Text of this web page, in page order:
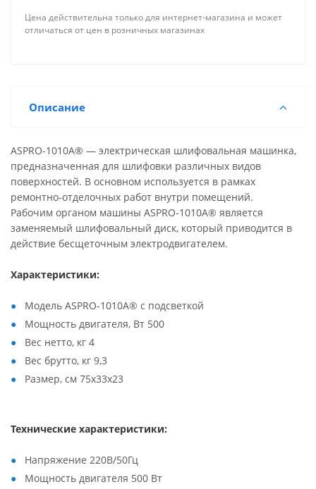
Цена действительна только для интернет-магазина и может
отличаться от цен в розничных магазинах
Описание
ASPRO-1010A® — электрическая шлифовальная машинка,
предназначенная для шлифовки различных видов
поверхностей. В основном используется в рамках
ремонтно-отделочных работ внутри помещений.
Рабочим органом машины ASPRO-1010A® является
заменяемый шлифовальный диск, который приводится в
действие бесщеточным электродвигателем.
Характеристики:
Модель ASPRO-1010A® с подсветкой
Мощность двигателя, Вт 500
Вес нетто, кг 4
Вес брутто, кг 9,3
Размер, см 75х33х23
Технические характеристики:
Напряжение 220В/50Гц
Мощность двигателя 500 Вт